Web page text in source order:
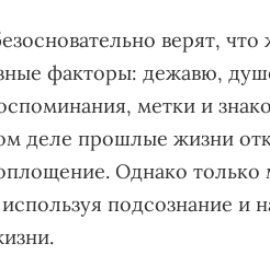
верят,
факторы: дежавю,
метки и
деле прошлые жизни
Однако
подсознание и